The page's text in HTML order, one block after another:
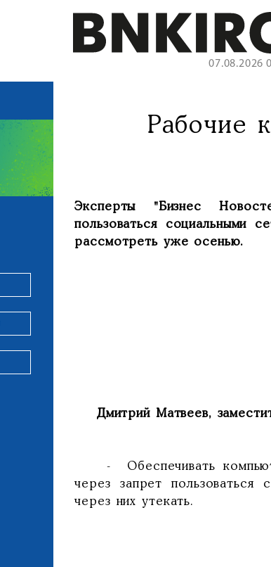
07.08.2026
Рабочие
Эксперты "Бизнес
пользоваться социальными
рассмотреть уже осенью.
Дмитрий Матвеев,
- Обеспечивать
через запрет пользоваться
через них утекать.